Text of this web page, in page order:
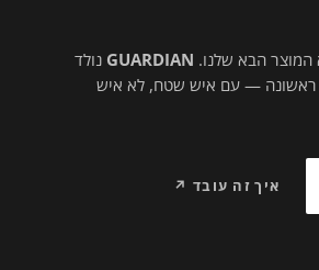
המוצר הבא שלנו. GUARDIAN נולד
— עם איש שטח, לא איש
איך זה עובד ↗